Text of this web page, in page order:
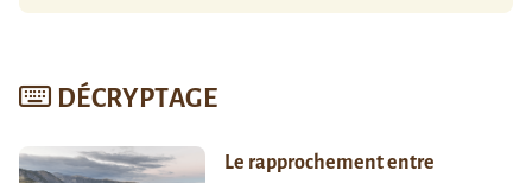
DÉCRYPTAGE
Le rapprochement entre